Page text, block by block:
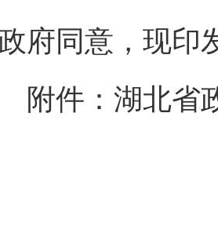
府同意，现印
附件：湖北省